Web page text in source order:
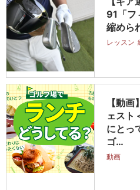
91「フ
縮めら
レッスン
【動
ェスト
にとっ
ゴ…
動画